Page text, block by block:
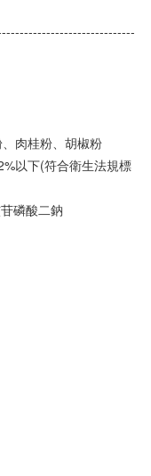
肉桂粉、胡椒粉
以下(符合衛生法規標
磷酸二鈉